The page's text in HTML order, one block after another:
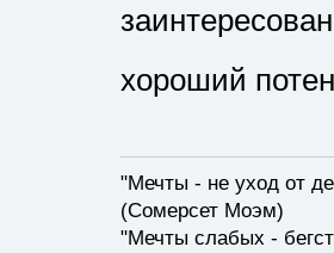
хороший
"Мечты - не уход от
(Сомерсет Моэм)
"Мечты слабых -